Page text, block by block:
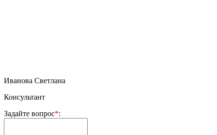
Иванова Светлана
Консультант
Задайте вопрос*: